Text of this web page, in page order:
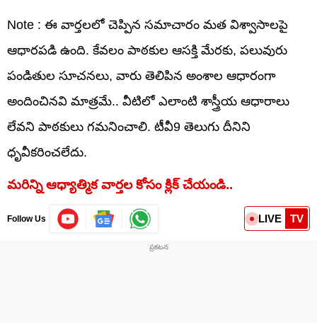
Note : ఈ వార్తలలో చెప్పిన సమాచారం మత విశ్వాసాలపై
ఆధారపడి ఉంది. కేవలం పాఠకుల ఆసక్తి మేరకు, పలువురు
పండితుల సూచనలు, వారు తెలిపిన అంశాల ఆధారంగా
అందించినవి మాత్రమే.. వీటిలో ఎలాంటి శాస్త్రీయ ఆధారాలు
లేవని పాఠకులు గమనించాలి. టీవీ9 తెలుగు దీనిని
ధృవీకరించలేదు.
మరిన్ని ఆధ్యాత్మిక వార్తల కోసం క్లిక్ చేయండి..
Follow Us LIVE TV